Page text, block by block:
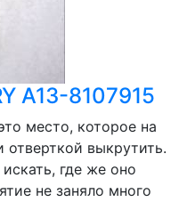
A13-8107915
место, которое на
отверткой выкрутить.
где же оно
не заняло много